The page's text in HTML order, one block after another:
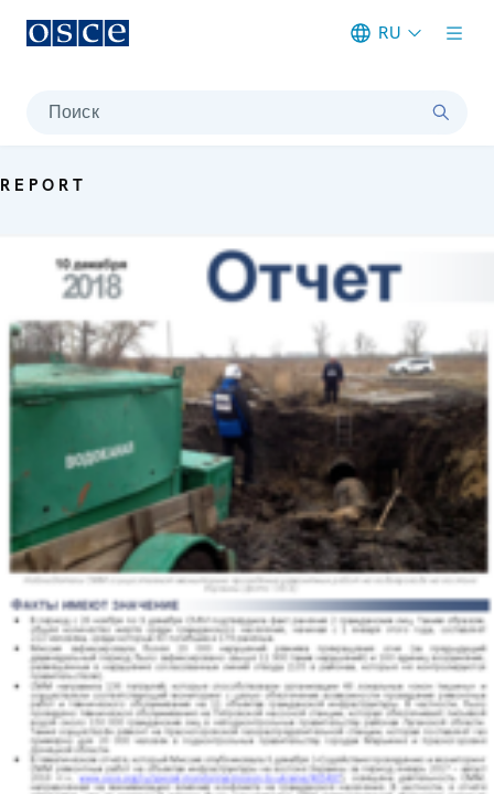
RU
Поиск
REPORT